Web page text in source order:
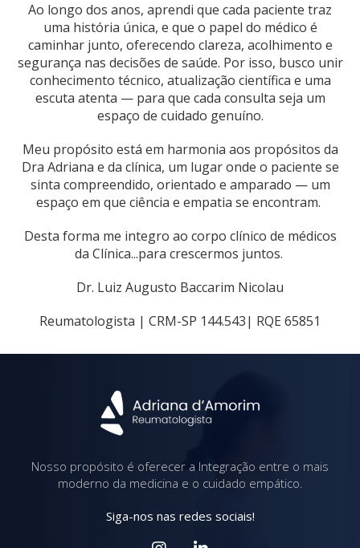
Ao longo dos anos, aprendi que cada paciente traz
uma história única, e que o papel do médico é
caminhar junto, oferecendo clareza, acolhimento e
segurança nas decisões de saúde. Por isso, busco unir
conhecimento técnico, atualização científica e uma
escuta atenta — para que cada consulta seja um
espaço de cuidado genuíno.
Meu propósito está em harmonia aos propósitos da
Dra Adriana e da clínica, um lugar onde o paciente se
sinta compreendido, orientado e amparado — um
espaço em que ciência e empatia se encontram.
Desta forma me integro ao corpo clínico de médicos
da Clínica...para crescermos juntos.
Dr. Luiz Augusto Baccarim Nicolau
Reumatologista | CRM-SP 144.543| RQE 65851
Nosso propósito é oferecer a Integração entre o mais
moderno da medicina e o cuidado empático.
Siga-nos nas redes sociais!